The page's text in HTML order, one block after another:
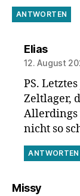
ANTWORTEN
Eliassagt:
12. August
PS.
Zeltlager,
Allerdings
nicht so
ANTWORTEN
Missysagt: